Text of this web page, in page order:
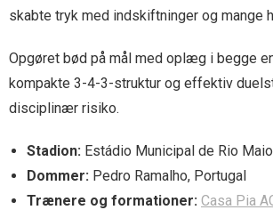
skabte tryk med indskiftninger og mange
Opgøret bød på mål med oplæg i begge
kompakte 3-4-3-struktur og effektiv
disciplinær risiko.
Stadion: Estádio Municipal de Rio
Dommer: Pedro Ramalho, Portugal
Trænere og formationer: Casa Pia